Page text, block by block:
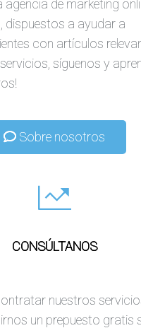
agencia de marketing
dispuestos a ayudar a
con artículos
síguenos y
Sobre nosotros
CONSÚLTANOS
nuestros
un prepuesto gratis